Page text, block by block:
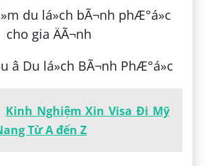
â Du lá»ch BÃ¬nh PhÆ°á»c
Kinh Nghiệm Xin Visa Đi Mỹ
Từ A đến Z